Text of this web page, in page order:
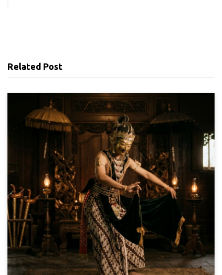
Related Post